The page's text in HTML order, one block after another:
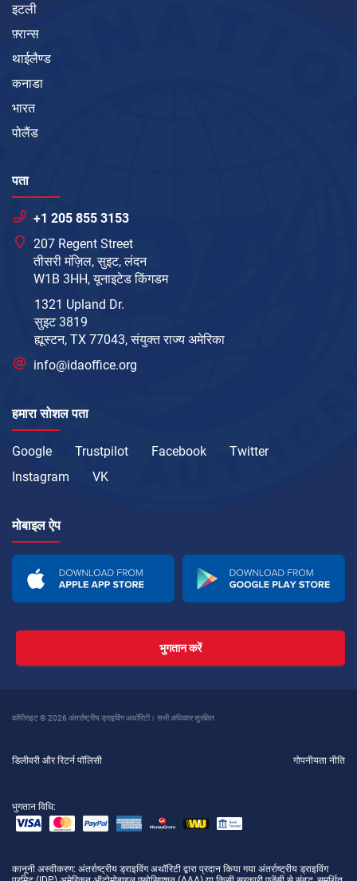
इटली
फ़्रान्स
थाईलैण्ड
कनाडा
भारत
पोलैंड
पता
+1 205 855 3153
207 Regent Street
तीसरी मंज़िल, सुइट, लंदन
W1B 3HH, यूनाइटेड किंगडम
1321 Upland Dr.
सुइट 3819
ह्यूस्टन, TX 77043, संयुक्त राज्य अमेरिका
info@idaoffice.org
हमारा सोशल पता
Google Trustpilot Facebook
Twitter
Instagram
VK
मोबाइल ऐप
भुगतान करें
कॉपीराइट © 2026 अंतर्राष्ट्रीय ड्राइविंग अथॉरिटी। सभी अधिकार सुरक्षित
डिलीवरी और रिटर्न पॉलिसी गोपनीयता नीति
भुगतान विधि:
कानूनी अस्वीकरण: अंतर्राष्ट्रीय ड्राइविंग अथॉरिटी द्वारा प्रदान किया गया अंतर्राष्ट्रीय ड्राइविंग